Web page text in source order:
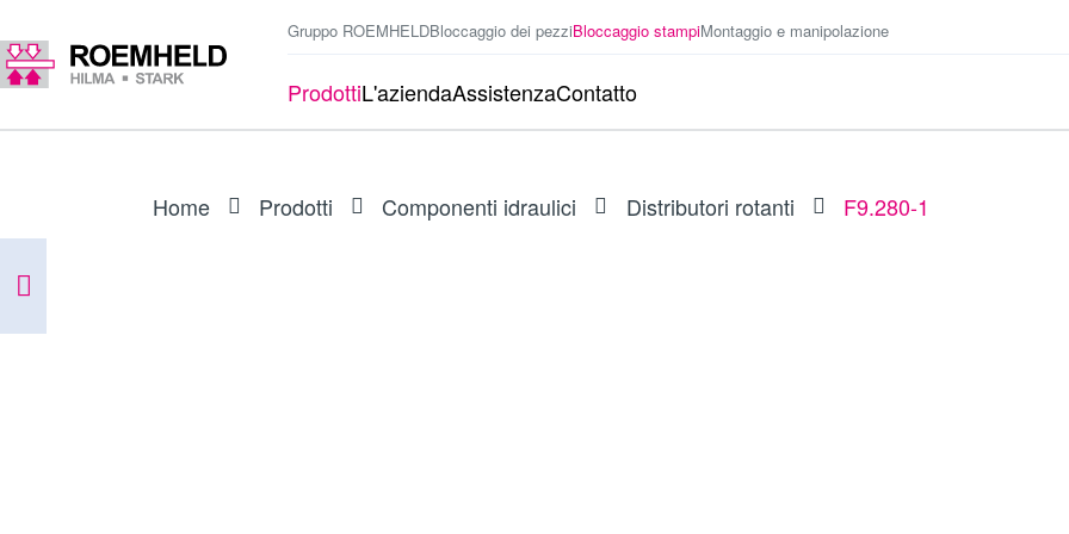
Gruppo ROEMHELDBloccaggio dei pezziBloccaggio stampiMontaggio e manipolazione
ProdottiL'aziendaAssistenzaContatto
Home Prodotti Componenti idraulici Distributori rotanti F9.280-1